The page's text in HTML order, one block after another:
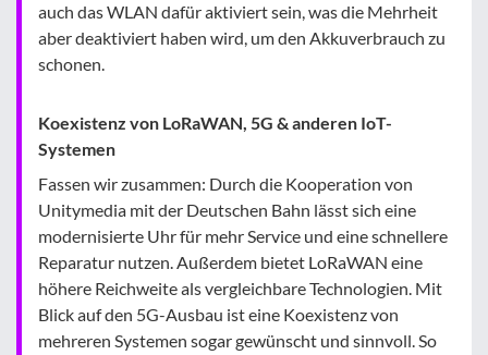
auch das WLAN dafür aktiviert sein, was die Mehrheit
aber deaktiviert haben wird, um den Akkuverbrauch zu
schonen.
Koexistenz von LoRaWAN, 5G & anderen IoT-
Systemen
Fassen wir zusammen: Durch die Kooperation von
Unitymedia mit der Deutschen Bahn lässt sich eine
modernisierte Uhr für mehr Service und eine schnellere
Reparatur nutzen. Außerdem bietet LoRaWAN eine
höhere Reichweite als vergleichbare Technologien. Mit
Blick auf den 5G-Ausbau ist eine Koexistenz von
mehreren Systemen sogar gewünscht und sinnvoll. So